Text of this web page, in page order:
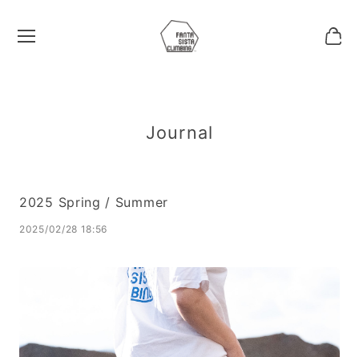
Journal
2025 Spring / Summer
2025/02/28 18:56